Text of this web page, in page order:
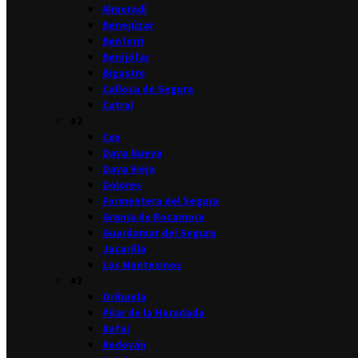
Almoradí
Benejúzar
Benferri
Benijófar
Bigastro
Callosa de Segura
Catral
Cox
Daya Nueva
Daya Vieja
Dolores
Formentera del Segura
Granja de Rocamora
Guardamar del Segura
Jacarilla
Los Montesinos
Orihuela
Pilar de la Horadada
Rafal
Redován